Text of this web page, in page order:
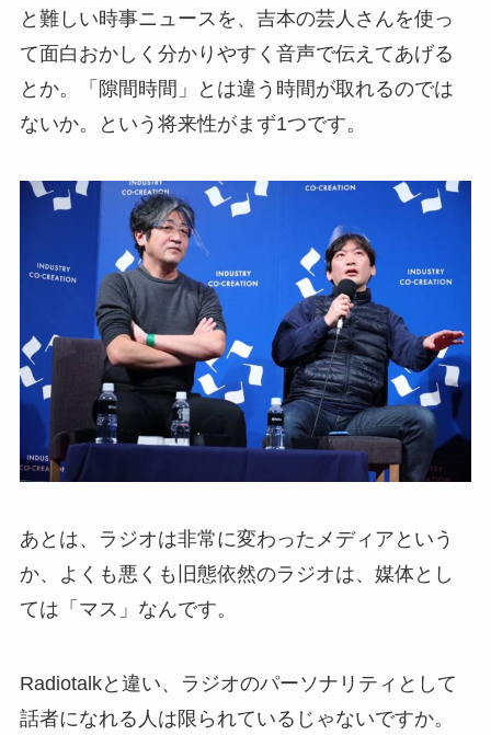
と難しい時事ニュースを、吉本の芸人さんを使っ
て面白おかしく分かりやすく音声で伝えてあげる
とか。「隙間時間」とは違う時間が取れるのでは
ないか。という将来性がまず1つです。
あとは、ラジオは非常に変わったメディアという
か、よくも悪くも旧態依然のラジオは、媒体とし
ては「マス」なんです。
Radiotalkと違い、ラジオのパーソナリティとして
話者になれる人は限られているじゃないですか。